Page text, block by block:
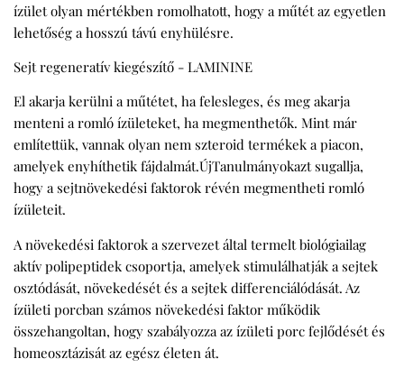
ízület olyan mértékben romolhatott, hogy a műtét az egyetlen
lehetőség a hosszú távú enyhülésre.
Sejt regeneratív kiegészítő - LAMININE
El akarja kerülni a műtétet, ha felesleges, és meg akarja
menteni a romló ízületeket, ha megmenthetők. Mint már
említettük, vannak olyan nem szteroid termékek a piacon,
amelyek enyhíthetik fájdalmát.ÚjTanulmányokazt sugallja,
hogy a sejtnövekedési faktorok révén megmentheti romló
ízületeit.
A növekedési faktorok a szervezet által termelt biológiailag
aktív polipeptidek csoportja, amelyek stimulálhatják a sejtek
osztódását, növekedését és a sejtek differenciálódását. Az
ízületi porcban számos növekedési faktor működik
összehangoltan, hogy szabályozza az ízületi porc fejlődését és
homeosztázisát az egész életen át.